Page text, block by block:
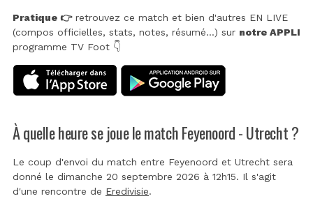
Pratique 👉retrouvez ce match et bien d'autres EN LIVE
(compos officielles, stats, notes, résumé...) sur notre APPLI
programme TV Foot 👇
À quelle heure se joue le match Feyenoord - Utrecht ?
Le coup d'envoi du match entre Feyenoord et Utrecht sera
donné le dimanche 20 septembre 2026 à 12h15. Il s'agit
d'une rencontre de Eredivisie.